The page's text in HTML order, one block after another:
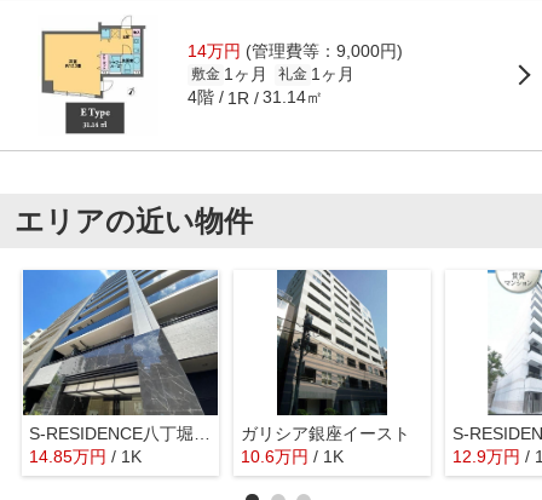
14万円 (管理費等：9,000円)
敷金 1ヶ月 礼金 1ヶ月
4階 1R 31.14㎡
エリアの近い物件
14.85万円 / 1K
ガリシア銀座イースト
10.6万円 / 1K 12.9万円 /